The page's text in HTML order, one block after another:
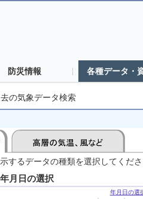
防災情報 各種データ・
の気象データ検索
するデータの種類を選択してくだ
年月日の選択
年月日の選